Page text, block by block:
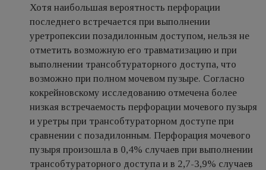
Хотя наибольшая вероятность перфорации
последнего встречается при выполнении
уретропексии позадилонным доступом, нельзя не
отметить возможную его травматизацию и при
выполнении трансобтураторного доступа, что
возможно при полном мочевом пузыре. Согласно
кокрейновскому исследованию отмечена более
низкая встречаемость перфорации мочевого пузыря
и уретры при трансобтураторном доступе при
сравнении с позадилонным. Перфорация мочевого
пузыря произошла в 0,4% случаев при выполнении
трансобтураторного доступа и в 2,7-3,9% случаев